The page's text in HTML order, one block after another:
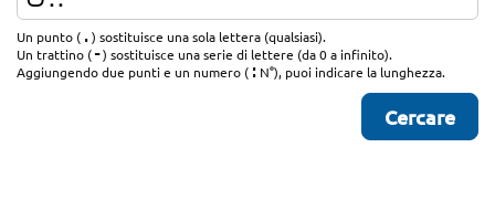
Un punto (.) sostituisce una sola lettera (qualsiasi).
Un trattino (-) sostituisce una serie di lettere (da 0 a infinito).
Aggiungendo due punti e un numero (: N°), puoi indicare la lunghezza.